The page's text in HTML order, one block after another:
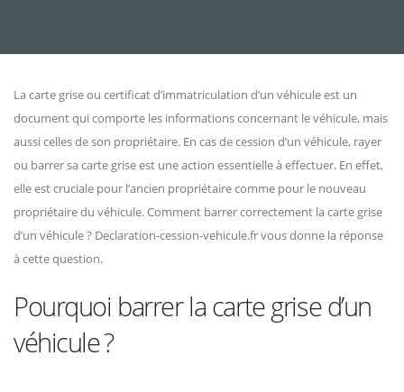
La carte grise ou certificat d’immatriculation d’un véhicule est un
document qui comporte les informations concernant le véhicule, mais
aussi celles de son propriétaire. En cas de cession d’un véhicule, rayer
ou barrer sa carte grise est une action essentielle à effectuer. En effet,
elle est cruciale pour l’ancien propriétaire comme pour le nouveau
propriétaire du véhicule. Comment barrer correctement la carte grise
d’un véhicule ? Declaration-cession-vehicule.fr vous donne la réponse
à cette question.
Pourquoi barrer la carte grise d’un
véhicule ?